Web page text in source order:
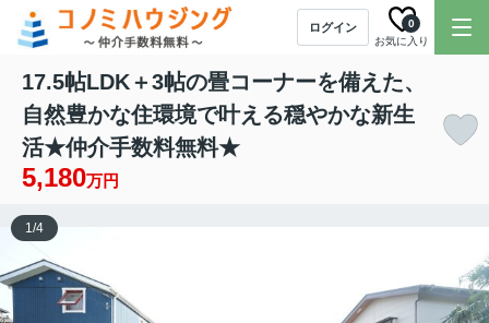
ログイン
お気に入り
0
17.5帖LDK＋3帖の畳コーナーを備えた、
自然豊かな住環境で叶える穏やかな新生
活★仲介手数料無料★
5,180万円
1/4